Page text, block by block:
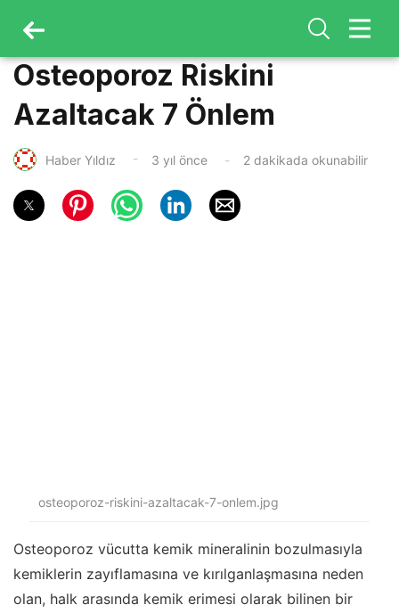
Osteoporoz Riskini
Azaltacak 7 Önlem
Haber Yıldız 3 yıl önce 2 dakikada okunabilir
osteoporoz-riskini-azaltacak-7-onlem.jpg
Osteoporoz vücutta kemik mineralinin bozulmasıyla
kemiklerin zayıflamasına ve kırılganlaşmasına neden
olan, halk arasında kemik erimesi olarak bilinen bir